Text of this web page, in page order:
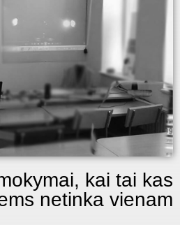
kai tai kas
netinka vienam